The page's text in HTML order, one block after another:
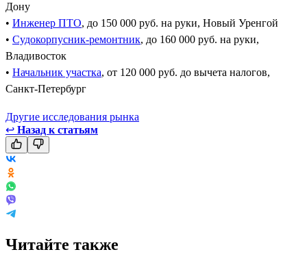
Дону
• Инженер ПТО, до 150 000 руб. на руки, Новый Уренгой
• Судокорпусник-ремонтник, до 160 000 руб. на руки,
Владивосток
• Начальник участка, от 120 000 руб. до вычета налогов,
Санкт-Петербург
Другие исследования рынка
↩ Назад к статьям
Читайте также